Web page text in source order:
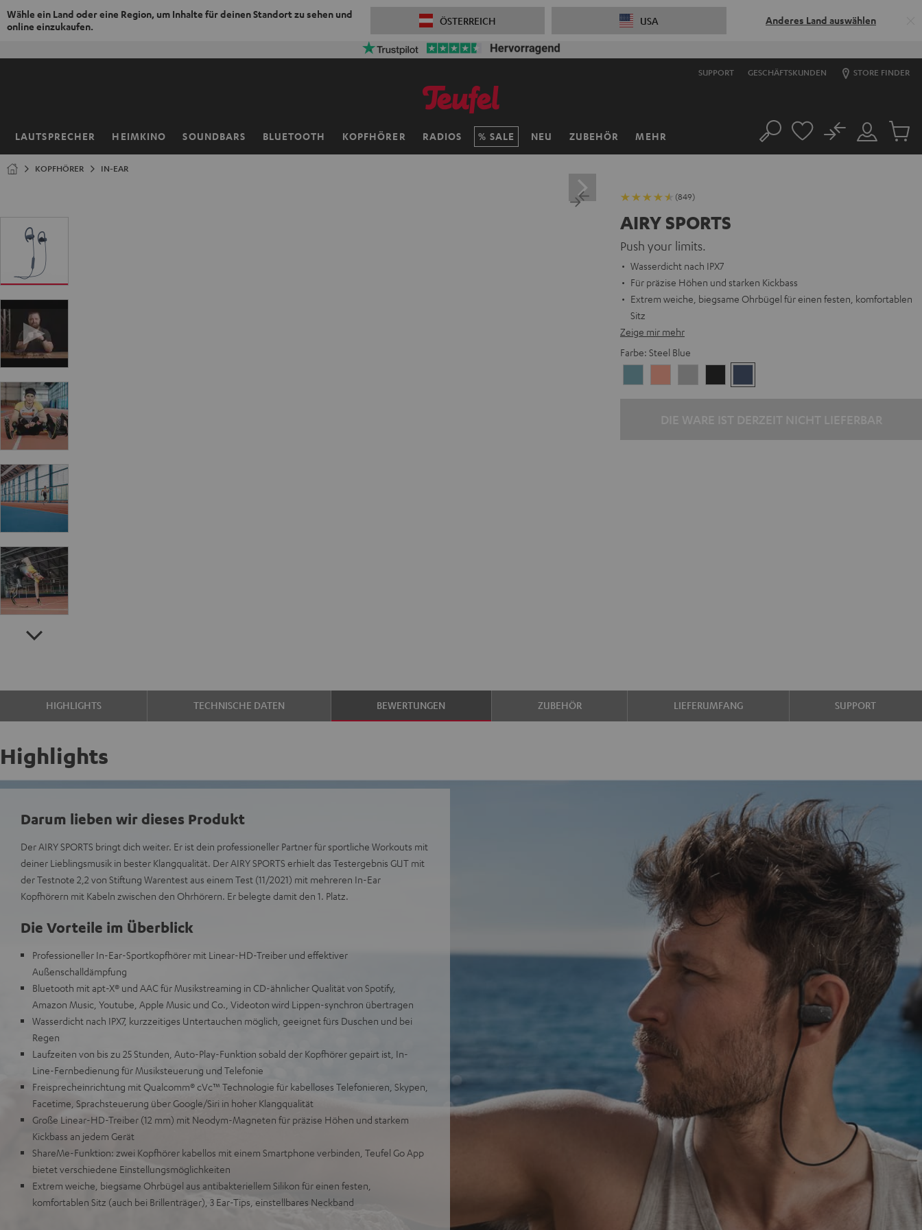
Wähle ein Land oder eine Region, um Inhalte für deinen Standort zu sehen und
online einzukaufen.
ÖSTERREICH USA Anderes Land auswählen
SUPPORT GESCHÄFTSKUNDEN STORE FINDER
LAUTSPRECHER HEIMKINO SOUNDBARS BLUETOOTH KOPFHÖRER RADIOS SALE NEU ZUBEHÖR MEHR
Startseite Suche
Mein
Konto
No
Artikel
KOPFHÖRER IN-EAR
(849)
AIRY SPORTS
Push your limits.
Wasserdicht nach IPX7
Für präzise Höhen und starken Kickbass
Extrem weiche, biegsame Ohrbügel für einen festen, komfortablen
Sitz
Zeige mir mehr
Farbe: Steel Blue
Blue
Pink
Gray
Black Blue
HIGHLIGHTS TECHNISCHE DATEN BEWERTUNGEN ZUBEHÖR LIEFERUMFANG SUPPORT
Highlights
Darum lieben wir dieses Produkt
Der AIRY SPORTS bringt dich weiter. Er ist dein professioneller Partner für sportliche Workouts mit
deiner Lieblingsmusik in bester Klangqualität. Der AIRY SPORTS erhielt das Testergebnis GUT mit
der Testnote 2,2 von Stiftung Warentest aus einem Test (11/2021) mit mehreren In-Ear
Kopfhörern mit Kabeln zwischen den Ohrhörern. Er belegte damit den 1. Platz.
Die Vorteile im Überblick
Professioneller In-Ear-Sportkopfhörer mit Linear-HD-Treiber und effektiver
Außenschalldämpfung
Bluetooth mit apt-X® und AAC für Musikstreaming in CD-ähnlicher Qualität von Spotify,
Amazon Music, Youtube, Apple Music und Co., Videoton wird Lippen-synchron übertragen
Wasserdicht nach IPX7, kurzzeitiges Untertauchen möglich, geeignet fürs Duschen und bei
Regen
Laufzeiten von bis zu 25 Stunden, Auto-Play-Funktion sobald der Kopfhörer gepairt ist, In-
Line-Fernbedienung für Musiksteuerung und Telefonie
Freisprecheinrichtung mit Qualcomm® cVc™ Technologie für kabelloses Telefonieren, Skypen,
Facetime, Sprachsteuerung über Google/Siri in hoher Klangqualität
Große Linear-HD-Treiber (12 mm) mit Neodym-Magneten für präzise Höhen und starkem
Kickbass an jedem Gerät
ShareMe-Funktion: zwei Kopfhörer kabellos mit einem Smartphone verbinden, Teufel Go App
bietet verschiedene Einstellungsmöglichkeiten
Extrem weiche, biegsame Ohrbügel aus antibakteriellem Silikon für einen festen,
komfortablen Sitz (auch bei Brillenträger), 3 Ear-Tips, einstellbares Neckband